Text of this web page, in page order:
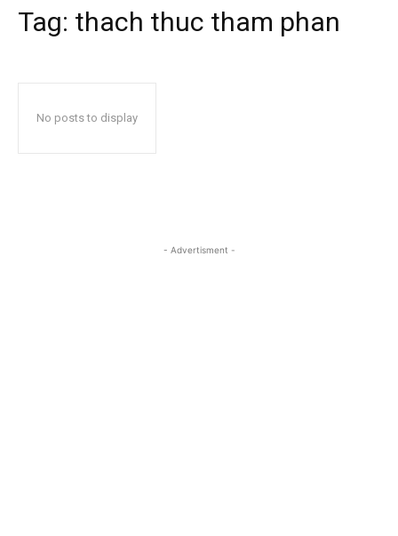
Tag: thach thuc tham phan
No posts to display
- Advertisment -